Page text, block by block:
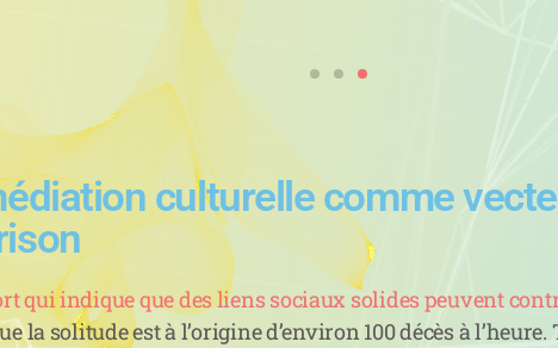
culturelle comme
qui indique que des liens sociaux solides peuvent
la solitude est à l’origine d’environ 100 décès à